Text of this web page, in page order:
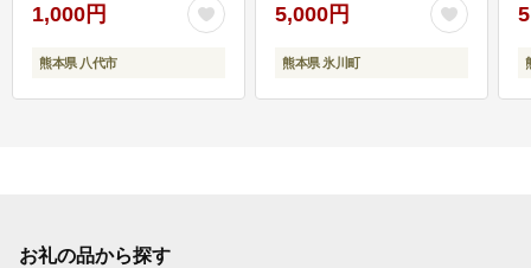
1,000円
熊本県 八代市
5,000円
熊本県 氷川町
お礼の品から探す